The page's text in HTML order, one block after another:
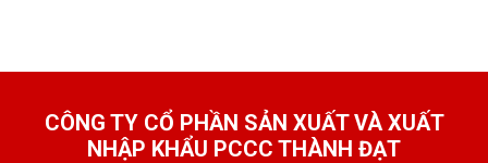
CÔNG TY CỔ PHẦN SẢN XUẤT VÀ XUẤT
NHẬP KHẨU PCCC THÀNH ĐẠT